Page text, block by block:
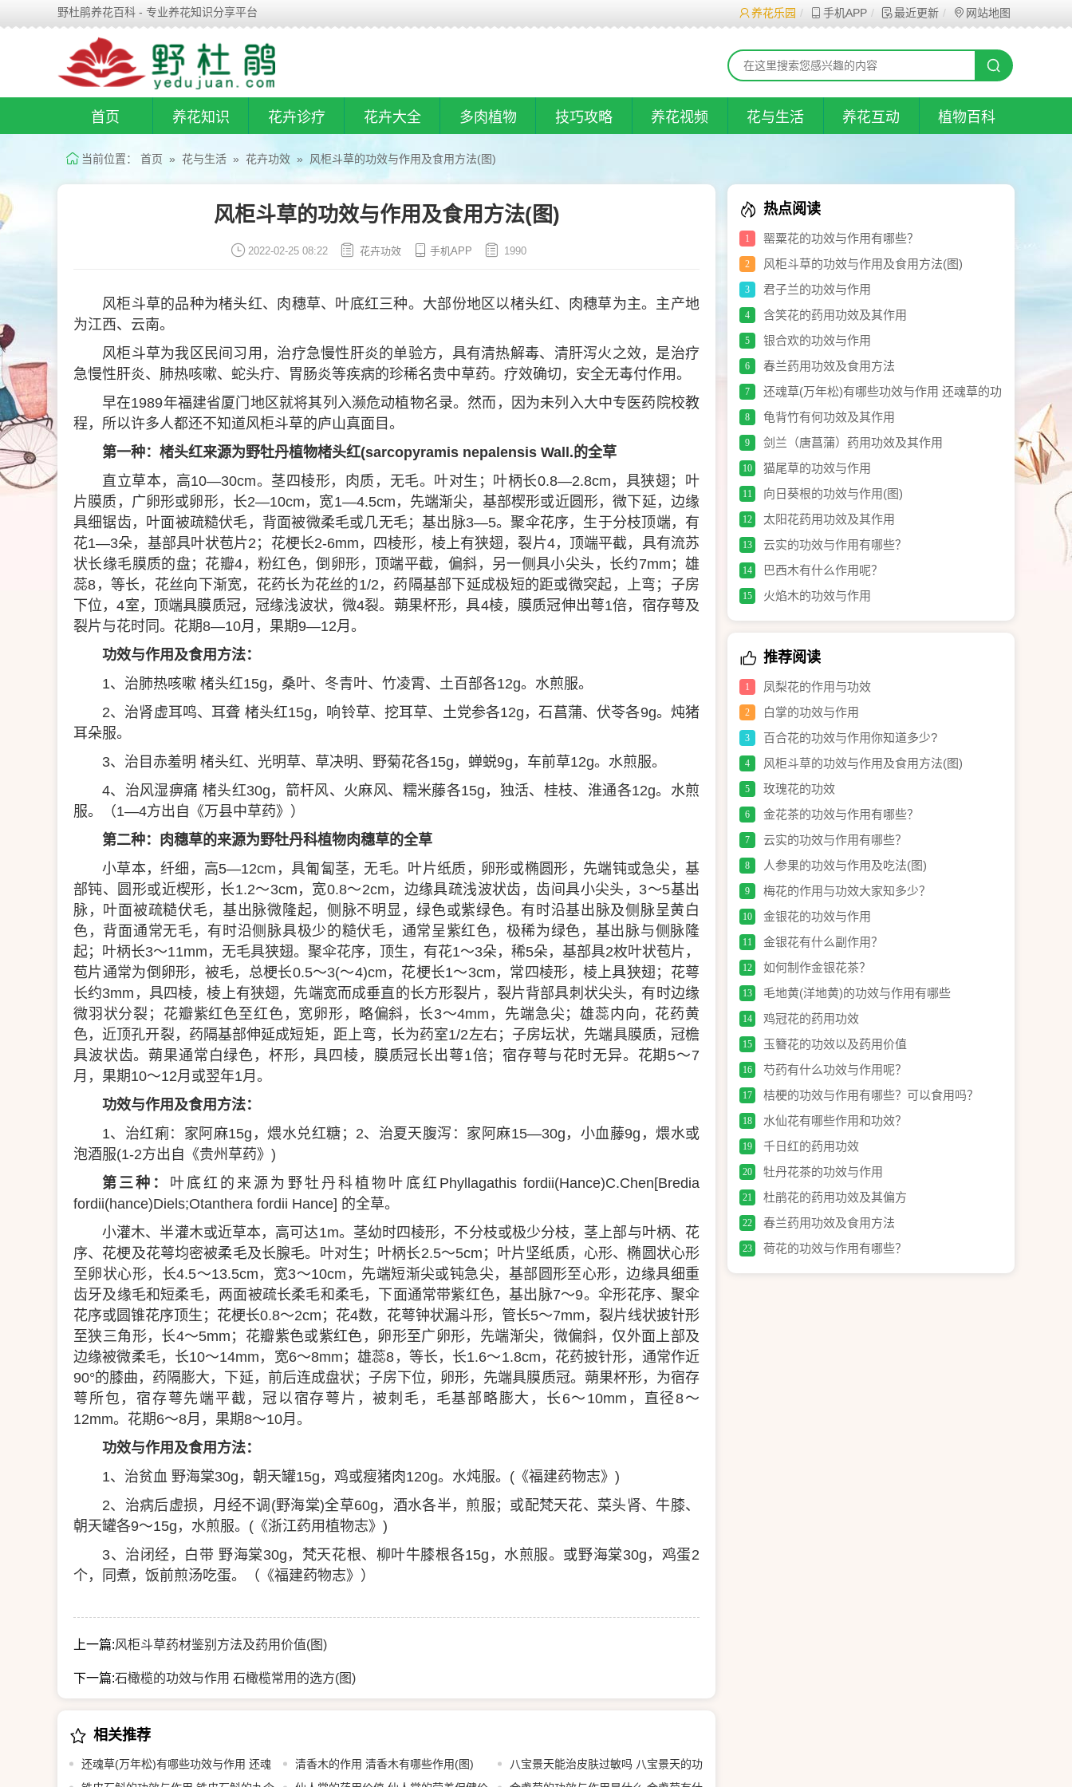
野杜鹃养花百科 - 专业养花知识分享平台 养花乐园 手机APP 最近更新 网站地图
首页 养花知识 花卉诊疗 花卉大全 多肉植物 技巧攻略 养花视频 花与生活 养花互动 植物百科
当前位置： 首页 » 花与生活 » 花卉功效 » 风柜斗草的功效与作用及食用方法(图)
风柜斗草的功效与作用及食用方法(图)
2022-02-25 08:22 花卉功效 手机APP 1990
风柜斗草的品种为楮头红、肉穗草、叶底红三种。大部份地区以楮头红、肉穗草为主。主产地
为江西、云南。
风柜斗草为我区民间习用，治疗急慢性肝炎的单验方，具有清热解毒、清肝泻火之效，是治疗
急慢性肝炎、肺热咳嗽、蛇头疔、胃肠炎等疾病的珍稀名贵中草药。疗效确切，安全无毒付作用。
早在1989年福建省厦门地区就将其列入濒危动植物名录。然而，因为未列入大中专医药院校教
程，所以许多人都还不知道风柜斗草的庐山真面目。
第一种：楮头红来源为野牡丹植物楮头红(sarcopyramis nepalensis Wall.的全草
直立草本，高10—30cm。茎四棱形，肉质，无毛。叶对生；叶柄长0.8—2.8cm，具狭翅；叶
片膜质，广卵形或卵形，长2—10cm，宽1—4.5cm，先端渐尖，基部楔形或近圆形，微下延，边缘
具细锯齿，叶面被疏糙伏毛，背面被微柔毛或几无毛；基出脉3—5。聚伞花序，生于分枝顶端，有
花1—3朵，基部具叶状苞片2；花梗长2-6mm，四棱形，棱上有狭翅，裂片4，顶端平截，具有流苏
状长缘毛膜质的盘；花瓣4，粉红色，倒卵形，顶端平截，偏斜，另一侧具小尖头，长约7mm；雄
蕊8，等长，花丝向下渐宽，花药长为花丝的1/2，药隔基部下延成极短的距或微突起，上弯；子房
下位，4室，顶端具膜质冠，冠缘浅波状，微4裂。蒴果杯形，具4棱，膜质冠伸出萼1倍，宿存萼及
裂片与花时同。花期8—10月，果期9—12月。
功效与作用及食用方法：
1、治肺热咳嗽 楮头红15g，桑叶、冬青叶、竹凌霄、土百部各12g。水煎服。
2、治肾虚耳鸣、耳聋 楮头红15g，响铃草、挖耳草、土党参各12g，石菖蒲、伏苓各9g。炖猪
耳朵服。
3、治目赤羞明 楮头红、光明草、草决明、野菊花各15g，蝉蜕9g，车前草12g。水煎服。
4、治风湿痹痛 楮头红30g，箭杆风、火麻风、糯米藤各15g，独活、桂枝、淮通各12g。水煎
服。（1—4方出自《万县中草药》）
第二种：肉穗草的来源为野牡丹科植物肉穗草的全草
小草本，纤细，高5—12cm，具匍匐茎，无毛。叶片纸质，卵形或椭圆形，先端钝或急尖，基
部钝、圆形或近楔形，长1.2～3cm，宽0.8～2cm，边缘具疏浅波状齿，齿间具小尖头，3～5基出
脉，叶面被疏糙伏毛，基出脉微隆起，侧脉不明显，绿色或紫绿色。有时沿基出脉及侧脉呈黄白
色，背面通常无毛，有时沿侧脉具极少的糙伏毛，通常呈紫红色，极稀为绿色，基出脉与侧脉隆
起；叶柄长3～11mm，无毛具狭翅。聚伞花序，顶生，有花1～3朵，稀5朵，基部具2枚叶状苞片，
苞片通常为倒卵形，被毛，总梗长0.5～3(～4)cm，花梗长1～3cm，常四棱形，棱上具狭翅；花萼
长约3mm，具四棱，棱上有狭翅，先端宽而成垂直的长方形裂片，裂片背部具刺状尖头，有时边缘
微羽状分裂；花瓣紫红色至红色，宽卵形，略偏斜，长3～4mm，先端急尖；雄蕊内向，花药黄
色，近顶孔开裂，药隔基部伸延成短矩，距上弯，长为药室1/2左右；子房坛状，先端具膜质，冠檐
具波状齿。蒴果通常白绿色，杯形，具四棱，膜质冠长出萼1倍；宿存萼与花时无异。花期5～7
月，果期10～12月或翌年1月。
功效与作用及食用方法：
1、治红痢：家阿麻15g，煨水兑红糖；2、治夏天腹泻：家阿麻15—30g，小血藤9g，煨水或
泡酒服(1-2方出自《贵州草药》)
第三种： 叶底红的来源为野牡丹科植物叶底红Phyllagathis fordii(Hance)C.Chen[Bredia
fordii(hance)Diels;Otanthera fordii Hance] 的全草。
小灌木、半灌木或近草本，高可达1m。茎幼时四棱形，不分枝或极少分枝，茎上部与叶柄、花
序、花梗及花萼均密被柔毛及长腺毛。叶对生；叶柄长2.5～5cm；叶片坚纸质，心形、椭圆状心形
至卵状心形，长4.5～13.5cm，宽3～10cm，先端短渐尖或钝急尖，基部圆形至心形，边缘具细重
齿牙及缘毛和短柔毛，两面被疏长柔毛和柔毛，下面通常带紫红色，基出脉7～9。伞形花序、聚伞
花序或圆锥花序顶生；花梗长0.8～2cm；花4数，花萼钟状漏斗形，管长5～7mm，裂片线状披针形
至狭三角形，长4～5mm；花瓣紫色或紫红色，卵形至广卵形，先端渐尖，微偏斜，仅外面上部及
边缘被微柔毛，长10～14mm，宽6～8mm；雄蕊8，等长，长1.6～1.8cm，花药披针形，通常作近
90°的膝曲，药隔膨大，下延，前后连成盘状；子房下位，卵形，先端具膜质冠。蒴果杯形，为宿存
萼所包，宿存萼先端平截，冠以宿存萼片，被刺毛，毛基部略膨大，长6～10mm，直径8～
12mm。花期6～8月，果期8～10月。
功效与作用及食用方法：
1、治贫血 野海棠30g，朝天罐15g，鸡或瘦猪肉120g。水炖服。(《福建药物志》)
2、治病后虚损，月经不调(野海棠)全草60g，酒水各半，煎服；或配梵天花、菜头肾、牛膝、
朝天罐各9～15g，水煎服。(《浙江药用植物志》)
3、治闭经，白带 野海棠30g，梵天花根、柳叶牛膝根各15g，水煎服。或野海棠30g，鸡蛋2
个，同煮，饭前煎汤吃蛋。（《福建药物志》）
上一篇:风柜斗草药材鉴别方法及药用价值(图)
下一篇:石橄榄的功效与作用 石橄榄常用的选方(图)
相关推荐
还魂草(万年松)有哪些功效与作用 还魂
清香木的作用 清香木有哪些作用(图)
八宝景天能治皮肤过敏吗 八宝景天的功
热点阅读
1 罂粟花的功效与作用有哪些？
2 风柜斗草的功效与作用及食用方法(图)
3 君子兰的功效与作用
4 含笑花的药用功效及其作用
5 银合欢的功效与作用
6 春兰药用功效及食用方法
7
还魂草(万年松)有哪些功效与作用 还魂草的功
效与作用(图)
8 龟背竹有何功效及其作用
9 剑兰（唐菖蒲）药用功效及其作用
10 猫尾草的功效与作用
11 向日葵根的功效与作用(图)
12 太阳花药用功效及其作用
13 云实的功效与作用有哪些？
14 巴西木有什么作用呢？
15 火焰木的功效与作用
推荐阅读
1 凤梨花的作用与功效
2 白掌的功效与作用
3 百合花的功效与作用你知道多少?
4 风柜斗草的功效与作用及食用方法(图)
5 玫瑰花的功效
6 金花茶的功效与作用有哪些？
7 云实的功效与作用有哪些？
8 人参果的功效与作用及吃法(图)
9 梅花的作用与功效大家知多少？
10 金银花的功效与作用
11 金银花有什么副作用？
12 如何制作金银花茶？
13 毛地黄(洋地黄)的功效与作用有哪些
14 鸡冠花的药用功效
15 玉簪花的功效以及药用价值
16 芍药有什么功效与作用呢？
17 桔梗的功效与作用有哪些？可以食用吗？
18 水仙花有哪些作用和功效？
19 千日红的药用功效
20 牡丹花茶的功效与作用
21 杜鹃花的药用功效及其偏方
22 春兰药用功效及食用方法
23 荷花的功效与作用有哪些？